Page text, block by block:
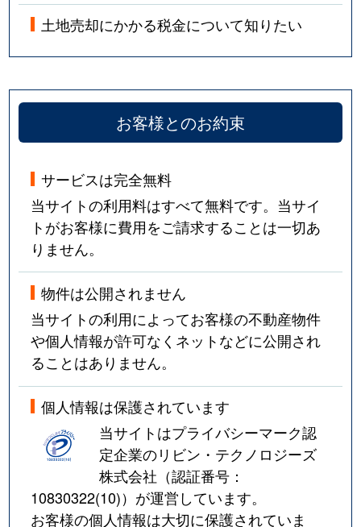
土地売却にかかる税金について知りたい
お客様とのお約束
サービスは完全無料
当サイトの利用料はすべて無料です。当サイ
トがお客様に費用をご請求することは一切あ
りません。
物件は公開されません
当サイトの利用によってお客様の不動産物件
や個人情報が許可なくネットなどに公開され
ることはありません。
個人情報は保護されています
当サイトはプライバシーマーク認
定企業のリビン・テクノロジーズ
株式会社（認証番号：
10830322(10)）が運営しています。
お客様の個人情報は大切に保護されていま